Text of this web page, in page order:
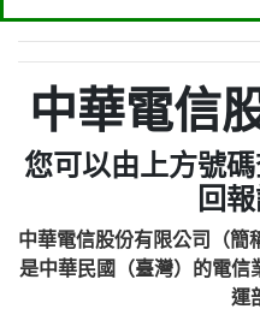
中華電信
您可以由上方號
回
中華電信股份有限公司（簡
是中華民國（臺灣）的電信
運